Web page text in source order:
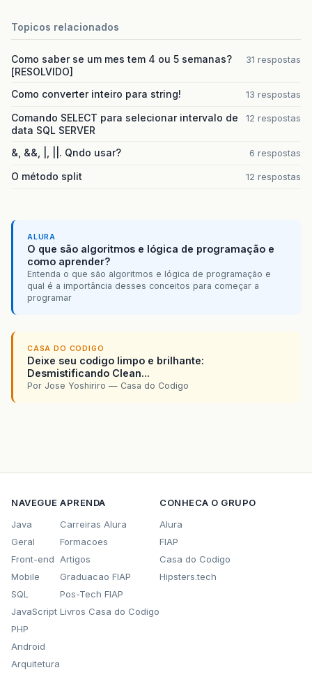
Topicos relacionados
Como saber se um mes tem 4 ou 5 semanas?
[RESOLVIDO]
31 respostas
Como converter inteiro para string! 13 respostas
Comando SELECT para selecionar intervalo de
data SQL SERVER
12 respostas
&, &&, |, ||. Qndo usar? 6 respostas
O método split 12 respostas
ALURA
O que são algoritmos e lógica de programação e
como aprender?
Entenda o que são algoritmos e lógica de programação e
qual é a importância desses conceitos para começar a
programar
CASA DO CODIGO
Deixe seu codigo limpo e brilhante:
Desmistificando Clean...
Por Jose Yoshiriro — Casa do Codigo
NAVEGUE
Java
Geral
Front-end
Mobile
SQL
JavaScript
PHP
Android
Arquitetura
APRENDA
Carreiras Alura
Formacoes
Artigos
Graduacao FIAP
Pos-Tech FIAP
Livros Casa do Codigo
CONHECA O GRUPO
Alura
FIAP
Casa do Codigo
Hipsters.tech